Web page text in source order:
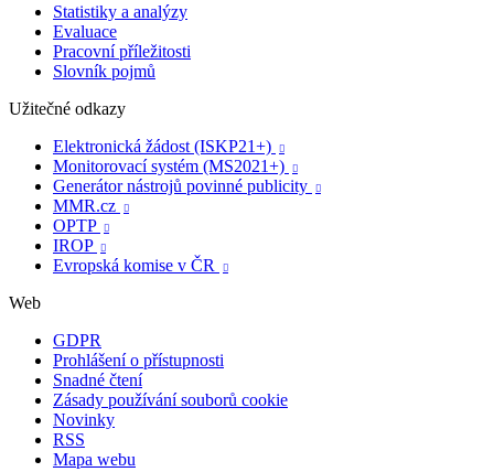
Statistiky a analýzy
Evaluace
Pracovní příležitosti
Slovník pojmů
Užitečné odkazy
Elektronická žádost (ISKP21+)

Monitorovací systém (MS2021+) 
Generátor nástrojů povinné publicity 
MMR.cz 
OPTP 
IROP 
Evropská komise v ČR 
Web
GDPR
Prohlášení o přístupnosti
Snadné čtení
Zásady používání souborů cookie
Novinky
RSS
Mapa webu